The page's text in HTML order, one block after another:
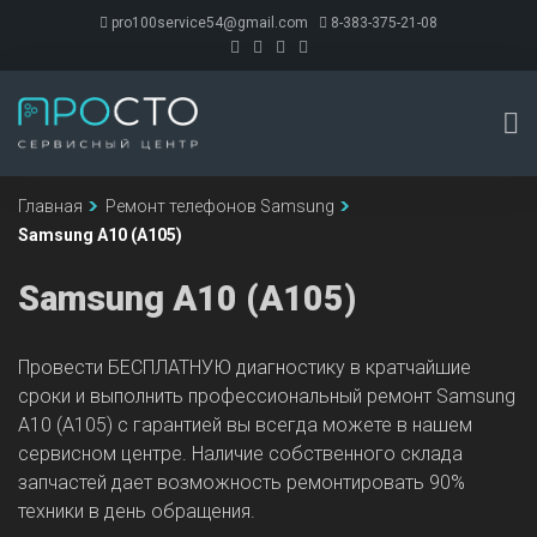
pro100service54@gmail.com 8-383-375-21-08
Главная
Ремонт телефонов Samsung
Samsung A10 (A105)
Samsung A10 (A105)
Провести БЕСПЛАТНУЮ диагностику в кратчайшие
сроки и выполнить профессиональный ремонт Samsung
A10 (A105) с гарантией вы всегда можете в нашем
сервисном центре. Наличие собственного склада
запчастей дает возможность ремонтировать 90%
техники в день обращения.